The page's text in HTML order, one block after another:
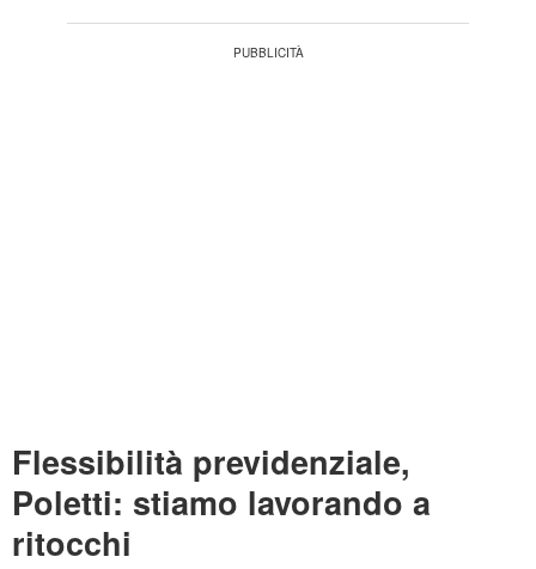
Flessibilità previdenziale,
Poletti: stiamo lavorando a
ritocchi